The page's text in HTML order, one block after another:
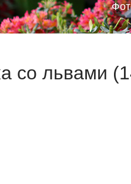
со львами